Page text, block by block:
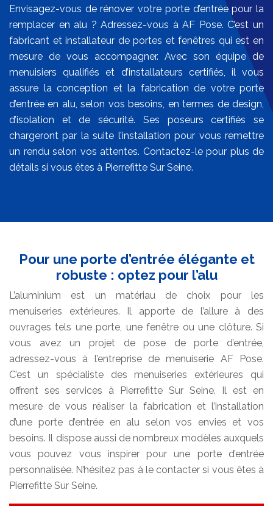
Envisagez-vous de rénover votre porte d’entrée pour la
remplacer en alu ? Adressez-vous à AF Pose. C’est un
fabricant et installateur de portes et fenêtres qui est en
mesure de vous accompagner. Avec son équipe de
menuisiers qualifiés et d’installateurs certifiés, il vous
assure la conception et la fabrication de votre porte
d’entrée en alu, selon vos besoins, en termes de design,
d’isolation et de sécurité. Ses poseurs certifiés se
chargeront par la suite l’installation pour vous remettre
un rendu selon vos attentes. Contactez-le pour plus de
détails si vous êtes à Pierrefitte Sur Seine.
Pour une porte d’entrée élégante et
robuste : optez pour l’alu
L’aluminium est un matériau de choix pour les
menuiseries extérieures. Il apporte de l’allure à des
ouvrages tels une porte, une fenêtre ou une clôture. Si
vous avez un projet de pose de porte d’entrée,
adressez-vous à l’entreprise de menuiserie AF Pose.
C’est un spécialiste des menuiseries extérieures qui
offrent ses services à Pierrefitte Sur Seine. Il est en
mesure de vous réaliser la fabrication et l’installation
d’une porte d’entrée en alu selon vos envies et vos
besoins. Il dispose aussi de nombreux modèles auxquels
vous pouvez vous inspirer pour une porte d’entrée
personnalisée. N’hésitez pas à le contacter si vous êtes à
Pierrefitte Sur Seine.